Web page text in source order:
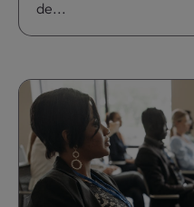
de...